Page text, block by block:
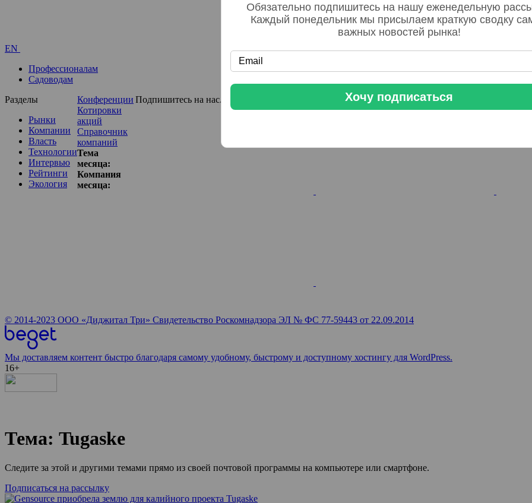
EN
Профессионалам
Садоводам
Разделы
Рынки
Компании
Власть
Технологии
Интервью
Рейтинги
Экология
Конференции
Котировки
акций
Справочник
компаний
Тема
месяца:
Компания
месяца:
Подпишитесь на нас...
© 2014-2023 ООО «Диджитал Три» Свидетельство Роскомнадзора ЭЛ № ФС 77-59443 от 22.09.2014
Мы доставляем контент быстро благодаря самому удобному, быстрому и доступному хостингу для WordPress.
16+
Тема: Tugaske
Следите за этой и другими темами прямо из своей почтовой программы на компьютере или смартфоне.
Подписаться на рассылку
Обязательно подпишитесь на нашу еженедельную
Каждый понедельник мы присылаем краткую сводку
важных новостей рынка!
Хочу подписаться